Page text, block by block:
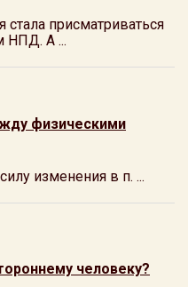
присматриваться
НПД. А ...
физическими
изменения в п. ...
человеку?